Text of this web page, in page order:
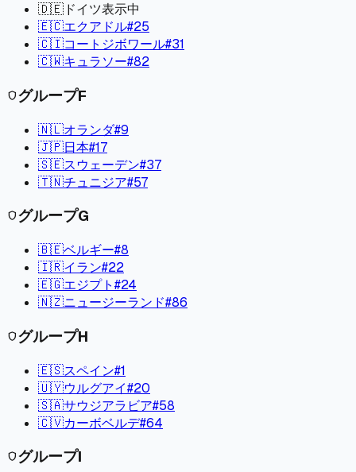
🇩🇪 ドイツ表示中
🇪🇨エクアドル#25
🇨🇮コートジボワール#31
🇨🇼キュラソー#82
shieldグループF
🇳🇱オランダ#9
🇯🇵日本#17
🇸🇪スウェーデン#37
🇹🇳チュニジア#57
shieldグループG
🇧🇪ベルギー#8
🇮🇷イラン#22
🇪🇬エジプト#24
🇳🇿ニュージーランド#86
shieldグループH
🇪🇸スペイン#1
🇺🇾ウルグアイ#20
🇸🇦サウジアラビア#58
🇨🇻カーボベルデ#64
shieldグループI